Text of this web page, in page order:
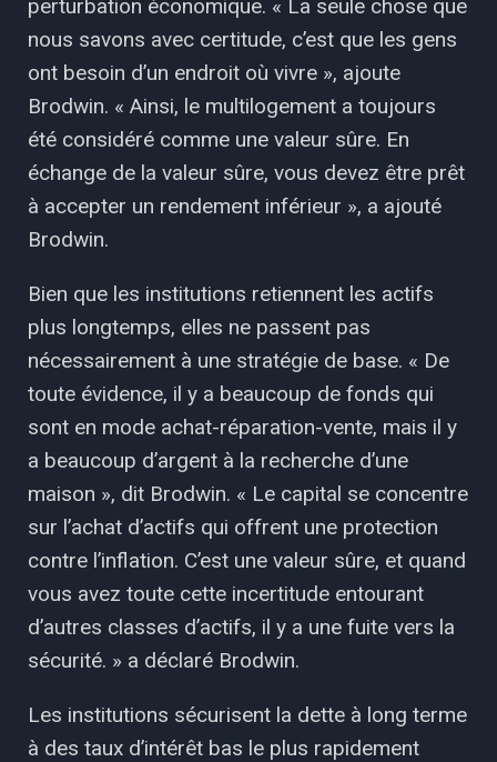
perturbation économique. « La seule chose que
nous savons avec certitude, c’est que les gens
ont besoin d’un endroit où vivre », ajoute
Brodwin. « Ainsi, le multilogement a toujours
été considéré comme une valeur sûre. En
échange de la valeur sûre, vous devez être prêt
à accepter un rendement inférieur », a ajouté
Brodwin.
Bien que les institutions retiennent les actifs
plus longtemps, elles ne passent pas
nécessairement à une stratégie de base. « De
toute évidence, il y a beaucoup de fonds qui
sont en mode achat-réparation-vente, mais il y
a beaucoup d’argent à la recherche d’une
maison », dit Brodwin. « Le capital se concentre
sur l’achat d’actifs qui offrent une protection
contre l’inflation. C’est une valeur sûre, et quand
vous avez toute cette incertitude entourant
d’autres classes d’actifs, il y a une fuite vers la
sécurité. » a déclaré Brodwin.
Les institutions sécurisent la dette à long terme
à des taux d’intérêt bas le plus rapidement